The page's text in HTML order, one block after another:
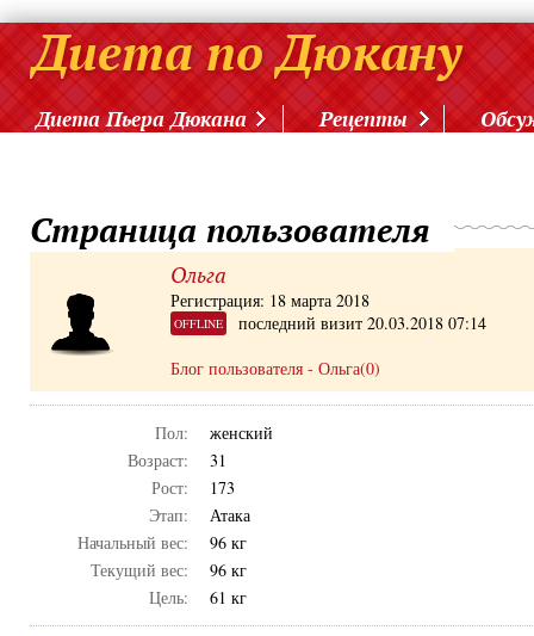
Диета Пьера Дюкана Рецепты
Страница пользователя
Ольга
Регистрация: 18 марта 2018
OFFLINE
последний визит 20.03.2018 07:14
Блог пользователя - Ольга(0)
Пол:
женский
Возраст:
31
Рост:
173
Этап:
Атака
Начальный вес:
96 кг
Текущий вес:
96 кг
Цель:
61 кг